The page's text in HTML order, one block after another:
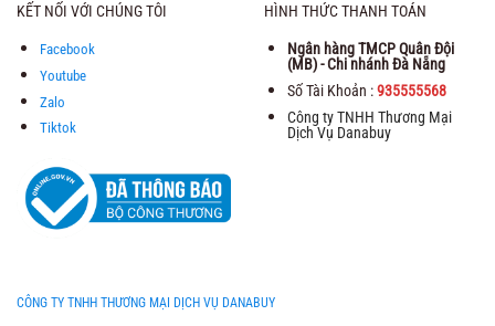
KẾT NỐI VỚI CHÚNG TÔI
Facebook
Youtube
Zalo
Tiktok
HÌNH THỨC THANH TOÁN
Ngân hàng TMCP Quân Đội
(MB) - Chi nhánh Đà Nẵng
Số Tài Khoản :935555568
Công ty TNHH Thương Mại
Dịch Vụ Danabuy
CÔNG TY TNHH THƯƠNG MẠI DỊCH VỤ DANABUY